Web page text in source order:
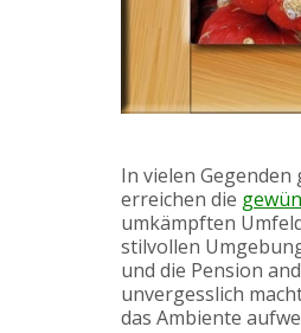
In vielen
erreichen die
umkämpften
stilvollen
und die Pension
unvergesslich
das Ambiente